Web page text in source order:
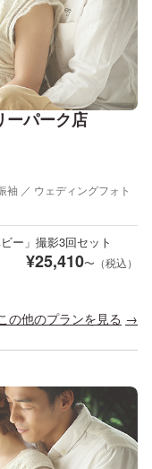
パーク店
袖 ／ ウェディングフォト
ー」撮影3回セット
¥25,410〜（税込）
の他のプランを見る